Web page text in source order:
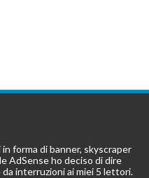
forma di banner, skyscraper
AdSense ho deciso di dire
interruzioni ai miei 5 lettori.